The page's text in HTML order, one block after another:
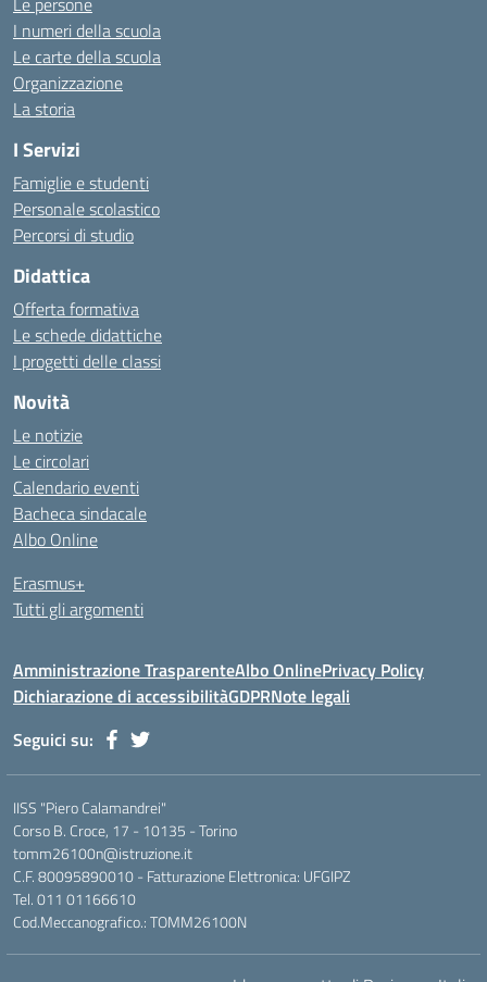
I numeri della scuola
Le carte della scuola
Organizzazione
La storia
I Servizi
Famiglie e studenti
Personale scolastico
Percorsi di studio
Didattica
Offerta formativa
Le schede didattiche
I progetti delle classi
Novità
Le notizie
Le circolari
Calendario eventi
Bacheca sindacale
Albo Online
Erasmus+
Tutti gli argomenti
Amministrazione TrasparenteAlbo OnlinePrivacy Policy
Dichiarazione di accessibilitàGDPRNote legali
Seguici su:
IISS "Piero Calamandrei"
Corso B. Croce, 17 - 10135 - Torino
tomm26100n@istruzione.it
C.F. 80095890010 - Fatturazione Elettronica: UFGIPZ
Tel. 011 01166610
Cod.Meccanografico.: TOMM26100N